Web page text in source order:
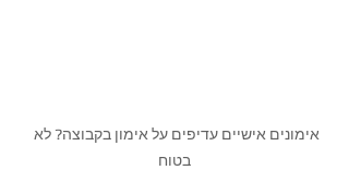
אימונים אישיים עדיפים על אימון בקבוצה? לא
בטוח